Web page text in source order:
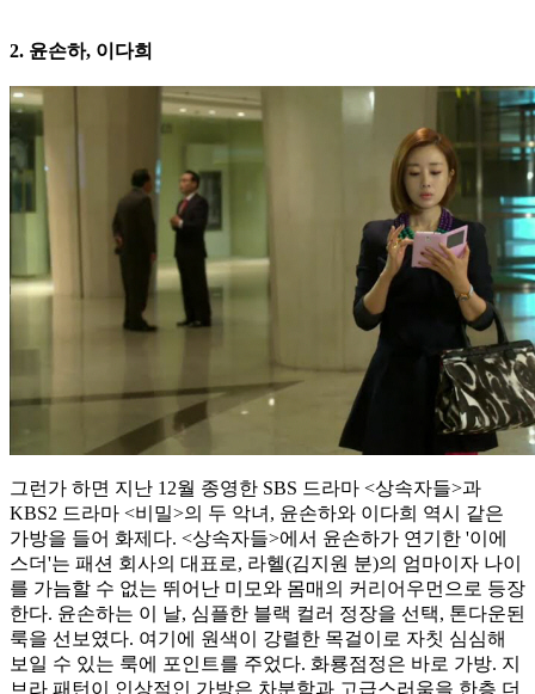
2. 윤손하, 이다희
그런가 하면 지난 12월 종영한 SBS 드라마 <상속자들>과
KBS2 드라마 <비밀>의 두 악녀, 윤손하와 이다희 역시 같은
가방을 들어 화제다. <상속자들>에서 윤손하가 연기한 '이에
스더'는 패션 회사의 대표로, 라헬(김지원 분)의 엄마이자 나이
를 가늠할 수 없는 뛰어난 미모와 몸매의 커리어우먼으로 등장
한다. 윤손하는 이 날, 심플한 블랙 컬러 정장을 선택, 톤다운된
룩을 선보였다. 여기에 원색이 강렬한 목걸이로 자칫 심심해
보일 수 있는 룩에 포인트를 주었다. 화룡점정은 바로 가방. 지
브라 패턴이 인상적인 가방은 차분함과 고급스러움을 한층 더